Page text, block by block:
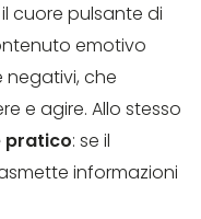
cuore pulsante di
emotivo
negativi, che
e agire. Allo stesso
pratico: se il
informazioni